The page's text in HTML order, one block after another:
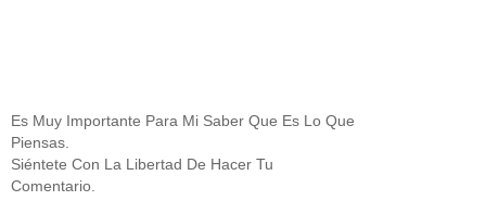
Es Muy Importante Para Mi Saber Que Es Lo Que
Piensas.
Siéntete Con La Libertad De Hacer Tu
Comentario.